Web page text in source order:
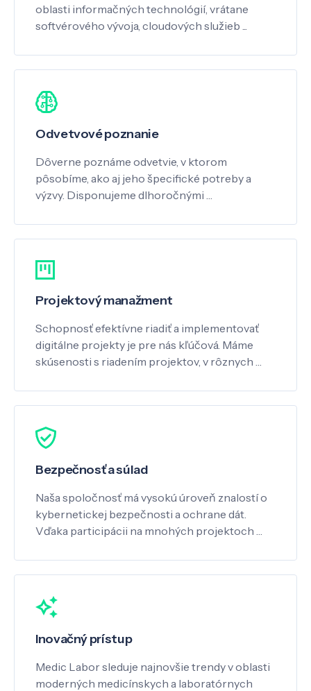
oblasti informačných technológií, vrátane
softvérového vývoja, cloudových služieb ...
Odvetvové poznanie
Dôverne poznáme odvetvie, v ktorom
pôsobíme, ako aj jeho špecifické potreby a
výzvy. Disponujeme dlhoročnými …
Projektový manažment
Schopnosť efektívne riadiť a implementovať
digitálne projekty je pre nás kľúčová. Máme
skúsenosti s riadením projektov, v rôznych …
Bezpečnosť a súlad
Naša spoločnosť má vysokú úroveň znalostí o
kybernetickej bezpečnosti a ochrane dát.
Vďaka participácii na mnohých projektoch …
Inovačný prístup
Medic Labor sleduje najnovšie trendy v oblasti
moderných medicínskych a laboratórnych